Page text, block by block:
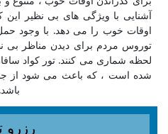
آشنایی با ویژگی های بی نظیر
اوقات خوب را می دهد. با وجود
توروس مردم برای دیدن مناظر بی
لحظه شماری می کنند. تور کواد
شده است ، که باعث می شود از
باشد.
رزرو